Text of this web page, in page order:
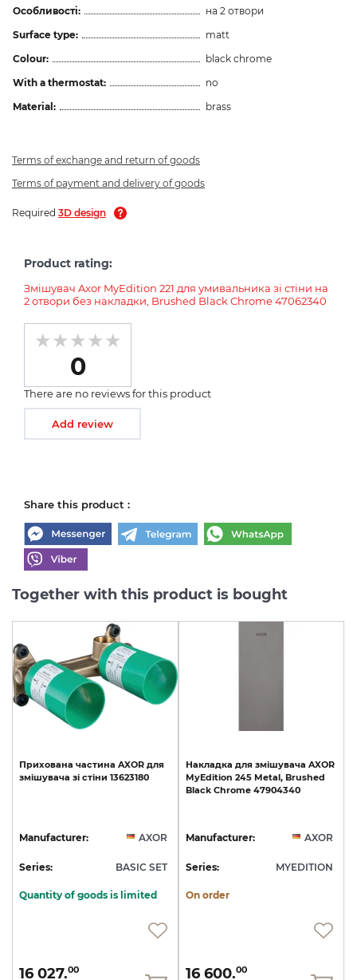
Особливості:
на 2 отвори
Surface type:
matt
Colour:
black chrome
With a thermostat:
no
Material:
brass
Terms of exchange and return of goods
Terms of payment and delivery of goods
Required 3D design
Product rating:
Змішувач Axor MyEdition 221 для умивальника зі стіни на
2 отвори без накладки, Brushed Black Chrome 47062340
0
There are no reviews for this product
Add review
Share this product :
Together with this product is bought
Прихована частина AXOR для
змішувача зі стіни 13623180
Manufacturer: AXOR
Series: BASIC SET
Quantity of goods is limited
16 027.00
Накладка для змішувача AXOR
MyEdition 245 Metal, Brushed
Black Chrome 47904340
Manufacturer: AXOR
Series: MYEDITION
On order
16 600.00